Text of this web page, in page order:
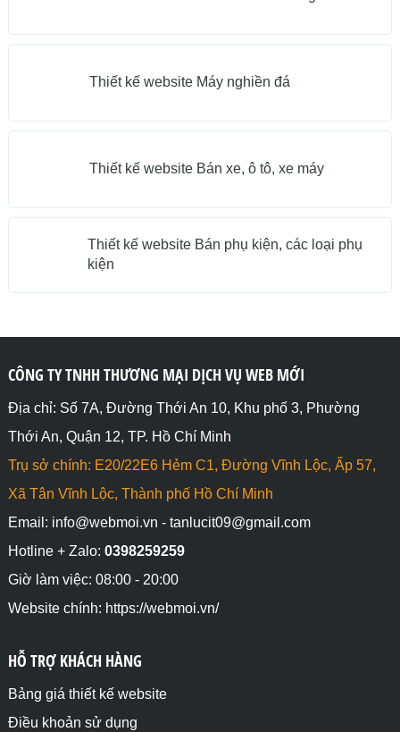
Thiết kế website Máy nghiền đá
Thiết kế website Bán xe, ô tô, xe máy
Thiết kế website Bán phụ kiện, các loại phụ
kiện
CÔNG TY TNHH THƯƠNG MẠI DỊCH VỤ WEB MỚI
Địa chỉ: Số 7A, Đường Thới An 10, Khu phố 3, Phường
Thới An, Quận 12, TP. Hồ Chí Minh
Trụ sở chính: E20/22E6 Hẻm C1, Đường Vĩnh Lộc, Ấp 57,
Xã Tân Vĩnh Lộc, Thành phố Hồ Chí Minh
Email: info@webmoi.vn - tanlucit09@gmail.com
Hotline + Zalo: 0398259259
Giờ làm việc: 08:00 - 20:00
Website chính: https://webmoi.vn/
HỖ TRỢ KHÁCH HÀNG
Bảng giá thiết kế website
Điều khoản sử dụng